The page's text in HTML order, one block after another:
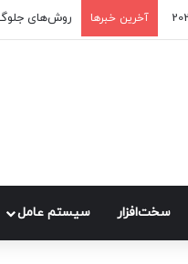
آخرین خبرها
سخت‌افزار سيستم عامل